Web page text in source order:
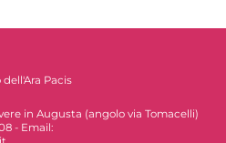
dell'Ara Pacis
in Augusta (angolo via Tomacelli)
- Email: